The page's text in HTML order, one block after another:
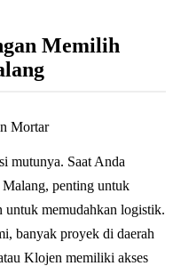
Memilih
mutunya. Saat Anda
penting untuk
untuk memudahkan logistik.
banyak proyek di daerah
Klojen memiliki akses